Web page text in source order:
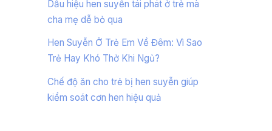
Dấu hiệu hen suyễn tái phát ở trẻ mà
cha mẹ dễ bỏ qua
Hen Suyễn Ở Trẻ Em Về Đêm: Vì Sao
Trẻ Hay Khó Thở Khi Ngủ?
Chế độ ăn cho trẻ bị hen suyễn giúp
kiểm soát cơn hen hiệu quả